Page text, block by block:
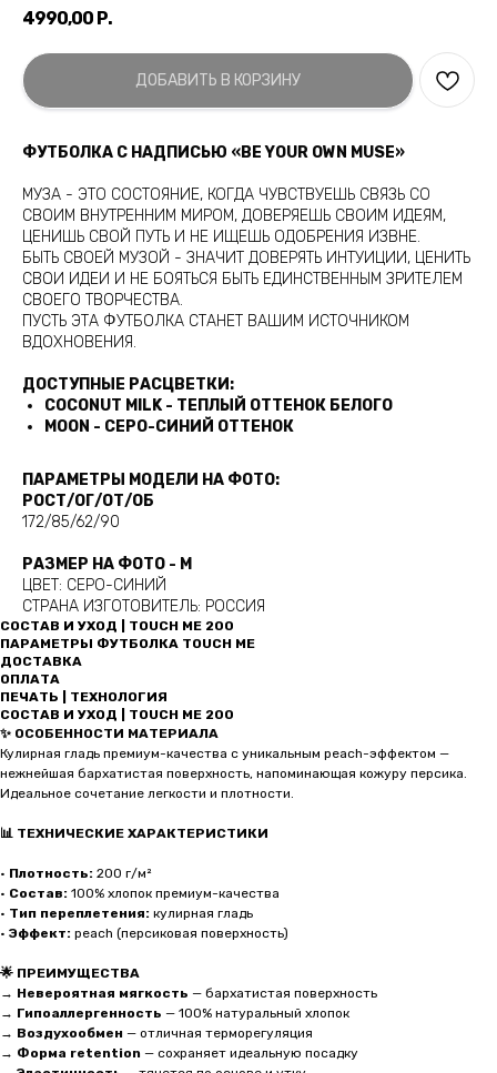
4990,00 Р.
ДОБАВИТЬ В КОРЗИНУ
ФУТБОЛКА С НАДПИСЬЮ «BE YOUR OWN MUSE»
МУЗА - ЭТО СОСТОЯНИЕ, КОГДА ЧУВСТВУЕШЬ СВЯЗЬ СО
СВОИМ ВНУТРЕННИМ МИРОМ, ДОВЕРЯЕШЬ СВОИМ ИДЕЯМ,
ЦЕНИШЬ СВОЙ ПУТЬ И НЕ ИЩЕШЬ ОДОБРЕНИЯ ИЗВНЕ.
БЫТЬ СВОЕЙ МУЗОЙ - ЗНАЧИТ ДОВЕРЯТЬ ИНТУИЦИИ, ЦЕНИТЬ
СВОИ ИДЕИ И НЕ БОЯТЬСЯ БЫТЬ ЕДИНСТВЕННЫМ ЗРИТЕЛЕМ
СВОЕГО ТВОРЧЕСТВА.
ПУСТЬ ЭТА ФУТБОЛКА СТАНЕТ ВАШИМ ИСТОЧНИКОМ
ВДОХНОВЕНИЯ.
ДОСТУПНЫЕ РАСЦВЕТКИ:
COCONUT MILK - ТЕПЛЫЙ ОТТЕНОК БЕЛОГО
MOON - СЕРО-СИНИЙ ОТТЕНОК
ПАРАМЕТРЫ МОДЕЛИ НА ФОТО:
РОСТ/ОГ/ОТ/ОБ
172/85/62/90
РАЗМЕР НА ФОТО - M
ЦВЕТ: СЕРО-СИНИЙ
СТРАНА ИЗГОТОВИТЕЛЬ: РОССИЯ
СОСТАВ И УХОД | TOUCH ME 200
ПАРАМЕТРЫ ФУТБОЛКА TOUCH ME
ДОСТАВКА
ОПЛАТА
ПЕЧАТЬ | ТЕХНОЛОГИЯ
СОСТАВ И УХОД | TOUCH ME 200
✨ ОСОБЕННОСТИ МАТЕРИАЛА
Кулирная гладь премиум-качества с уникальным peach-эффектом —
нежнейшая бархатистая поверхность, напоминающая кожуру персика.
Идеальное сочетание легкости и плотности.
📊 ТЕХНИЧЕСКИЕ ХАРАКТЕРИСТИКИ
• Плотность: 200 г/м²
• Состав: 100% хлопок премиум-качества
• Тип переплетения: кулирная гладь
• Эффект: peach (персиковая поверхность)
🌟 ПРЕИМУЩЕСТВА
→ Невероятная мягкость — бархатистая поверхность
→ Гипоаллергенность — 100% натуральный хлопок
→ Воздухообмен — отличная терморегуляция
→ Форма retention — сохраняет идеальную посадку